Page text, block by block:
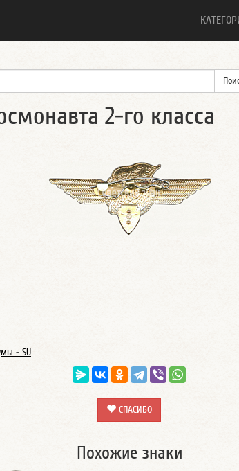
2-го класса
- SU
СПАСИБО
Похожие знаки